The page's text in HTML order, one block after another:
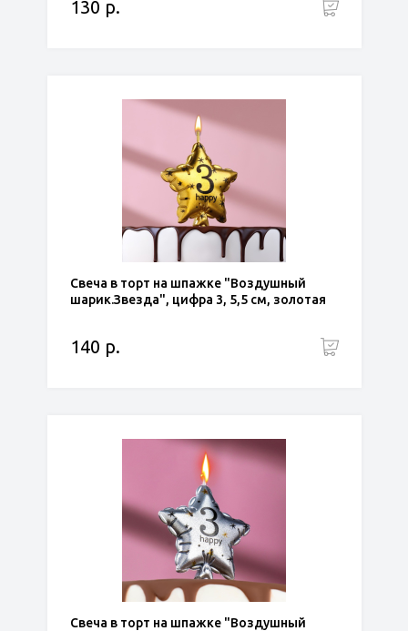
130 р.
Свеча в торт на шпажке "Воздушный
шарик.Звезда", цифра 3, 5,5 см, золотая
140 р.
Свеча в торт на шпажке "Воздушный